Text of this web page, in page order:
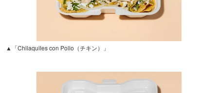
▲「Chilaquiles con Pollo（チキン）」